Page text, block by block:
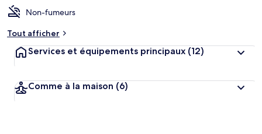
Non-fumeurs
Tout afficher
Services et équipements principaux (12)
Comme à la maison (6)